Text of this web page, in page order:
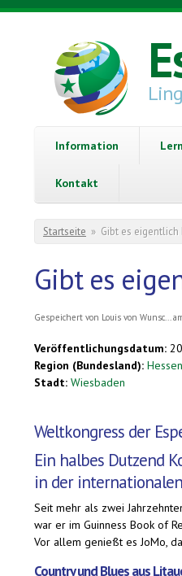
Direkt zum Inhalt
Information
Kontakt
Sie sind hier
Startseite » Gibt es eigentlich
Gibt es
Gespeichert von Louis von Wunsc...
Veröffentlichungsdatum:
Region (Bundesland): Hessen
Stadt: Wiesbaden
Weltkongress der
Ein halbes Dutzend
in der
Seit mehr als zwei
war er im Guinness Book of
Vor allem genießt es JoMo,
Country und Blues aus